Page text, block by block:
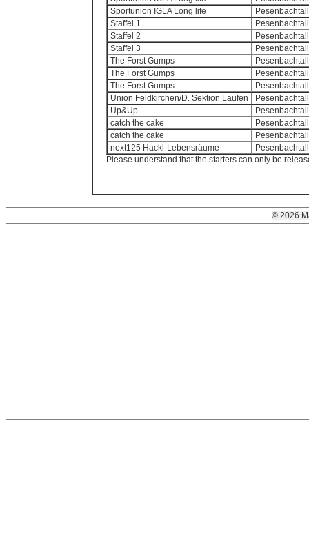
Sportunion IGLA Long life
Staffel 1
Staffel 2
Staffel 3
The Forst Gumps
The Forst Gumps
The Forst Gumps
Union Feldkirchen/D. Sektion Laufen
Up&Up
catch the cake
catch the cake
next125 Hackl-Lebensräume
Please understand that the starters can only be
© 2026